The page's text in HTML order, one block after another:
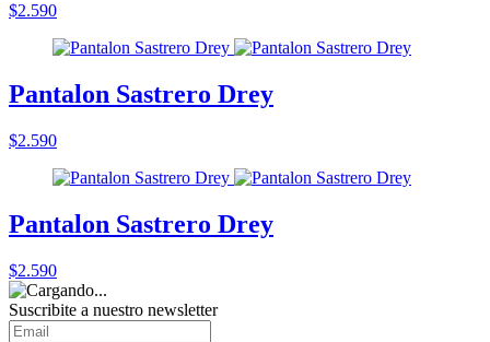
$2.590
Pantalon Sastrero Drey
$2.590
Pantalon Sastrero Drey
$2.590
Suscribite a nuestro newsletter